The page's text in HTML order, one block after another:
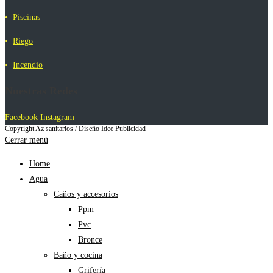
• Piscinas
• Riego
• Incendio
Facebook Instagram
Copyright Az sanitarios / Diseño Idee Publicidad
Cerrar menú
Home
Agua
Caños y accesorios
Ppm
Pvc
Bronce
Baño y cocina
Grifería